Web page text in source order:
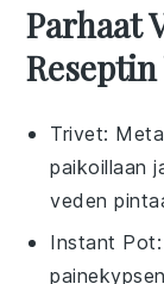
Parhaat
Trivet:
paikoillaan
veden
Instant Pot